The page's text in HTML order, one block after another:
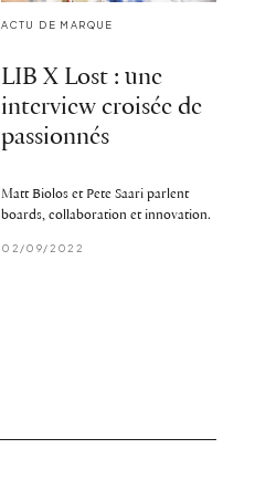
ACTU DE MARQUE
LIB X Lost : une
interview croisée de
passionnés
Matt Biolos et Pete Saari parlent
boards, collaboration et innovation.
02/09/2022